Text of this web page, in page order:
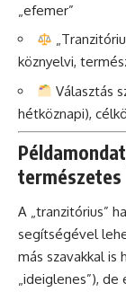
„efemer”
köznyelvi,
Választás
hétköznapi),
természetes
A „tranzitórius”
segítségével
más szavakkal
„ideiglenes”), de